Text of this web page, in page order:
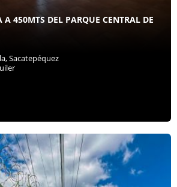
A 450MTS DEL PARQUE CENTRAL DE
Sacatepéquez